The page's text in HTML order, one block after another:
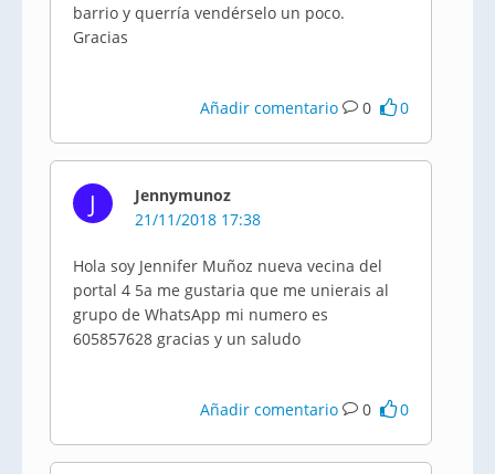
barrio y querría vendérselo un poco.
Gracias
Añadir comentario 0 0
J
Jennymunoz
21/11/2018 17:38
Hola soy Jennifer Muñoz nueva vecina del
portal 4 5a me gustaria que me unierais al
grupo de WhatsApp mi numero es
605857628 gracias y un saludo
Añadir comentario 0 0